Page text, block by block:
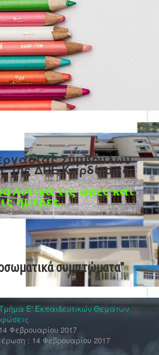
Συμβούλων
της ΔΠΕ Καρδίτσας
τις ώρες και
ημέρες.
συμπτώματα"
Ε' Εκπαιδευτικών Θεμάτων
Φεβρουαρίου 2017
: 14 Φεβρουαρίου 2017